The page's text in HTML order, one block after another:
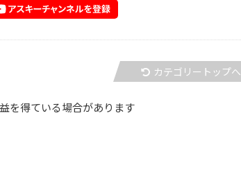
カテゴリートップへ
を得ている場合があります